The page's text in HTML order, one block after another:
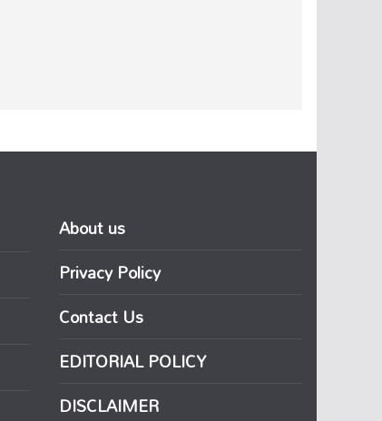
About us
Privacy Policy
Contact Us
EDITORIAL POLICY
DISCLAIMER